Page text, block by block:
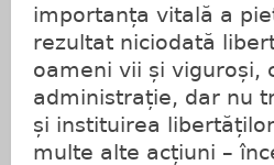
importanța vitală a
rezultat niciodată
oameni vii și viguroși,
administrație, dar nu
și instituirea
multe alte acțiuni –